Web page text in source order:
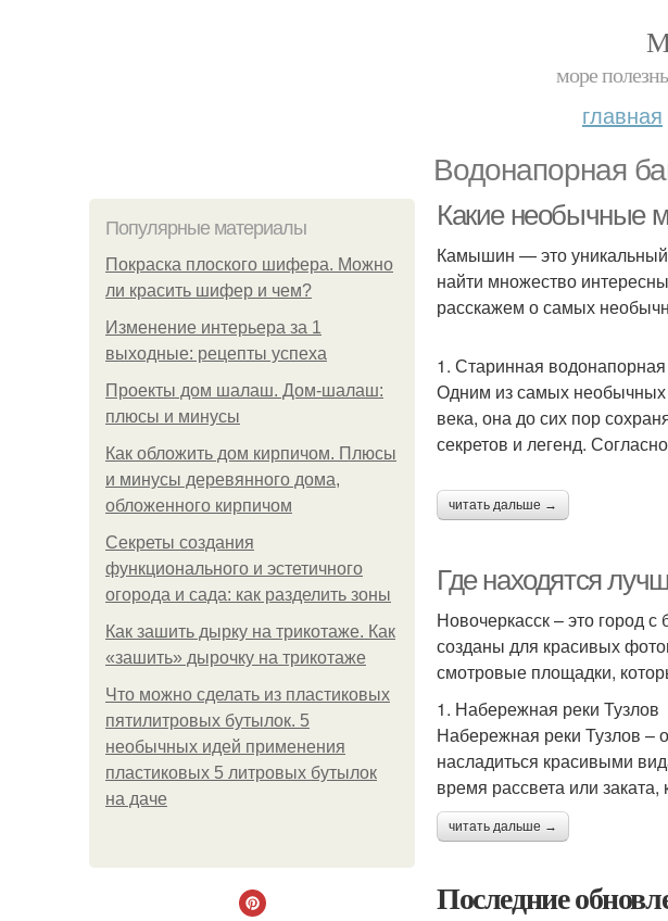
море
главная
Водонапорная
Популярные материалы
Покраска плоского шифера. Можно
ли красить шифер и чем?
Изменение интерьера за 1
выходные: рецепты успеха
Проекты дом шалаш. Дом-шалаш:
плюсы и минусы
Как обложить дом кирпичом. Плюсы
и минусы деревянного дома,
обложенного кирпичом
Секреты создания
функционального и эстетичного
огорода и сада: как разделить зоны
Как зашить дырку на трикотаже. Как
«зашить» дырочку на трикотаже
Что можно сделать из пластиковых
пятилитровых бутылок. 5
необычных идей применения
пластиковых 5 литровых бутылок
на даче
Какие необычные
Камышин — это уникальный
найти множество
расскажем о самых
1. Старинная
Одним из самых необычных
века, она до сих пор
секретов и легенд.
читать дальше →
Где находятся
Новочеркасск – это город
созданы для красивых
смотровые площадки,
1. Набережная реки Тузлов
Набережная реки Тузлов –
насладиться красивыми
время рассвета или
читать дальше →
Последние